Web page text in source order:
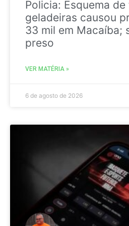
Policia: Esquema
geladeiras causou
33 mil em Macaíba;
preso
VER MATÉRIA »
6 de agosto de 2026